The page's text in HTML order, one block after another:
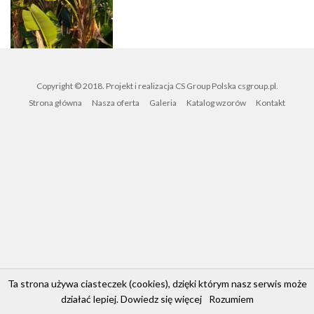
Copyright © 2018. Projekt i realizacja CS Group Polska csgroup.pl.
Strona główna
Nasza oferta Galeria Katalog wzorów Kontakt
Ta strona używa ciasteczek (cookies), dzięki którym nasz serwis może
działać lepiej.Dowiedz się więcej Rozumiem